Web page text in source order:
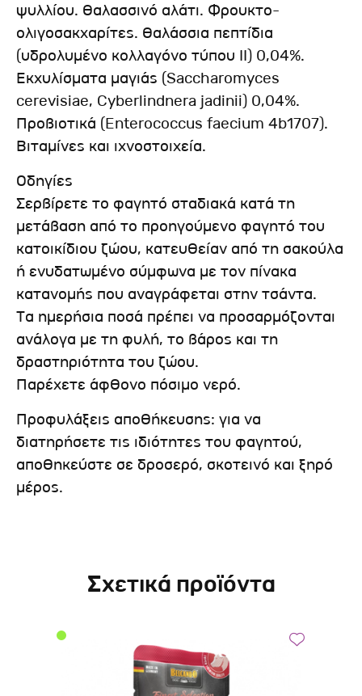
ψυλλίου. Θαλασσινό αλάτι. Φρουκτο-
ολιγοσακχαρίτες. Θαλάσσια πεπτίδια
(υδρολυμένο κολλαγόνο τύπου ΙΙ) 0,04%.
Εκχυλίσματα μαγιάς (Saccharomyces
cerevisiae, Cyberlindnera jadinii) 0,04%.
Προβιοτικά (Enterococcus faecium 4b1707).
Βιταμίνες και ιχνοστοιχεία.
Οδηγίες
Σερβίρετε το φαγητό σταδιακά κατά τη
μετάβαση από το προηγούμενο φαγητό του
κατοικίδιου ζώου, κατευθείαν από τη σακούλα
ή ενυδατωμένο σύμφωνα με τον πίνακα
κατανομής που αναγράφεται στην τσάντα.
Τα ημερήσια ποσά πρέπει να προσαρμόζονται
ανάλογα με τη φυλή, το βάρος και τη
δραστηριότητα του ζώου.
Παρέχετε άφθονο πόσιμο νερό.
Προφυλάξεις αποθήκευσης: για να
διατηρήσετε τις ιδιότητες του φαγητού,
αποθηκεύστε σε δροσερό, σκοτεινό και ξηρό
μέρος.
Σχετικά προϊόντα